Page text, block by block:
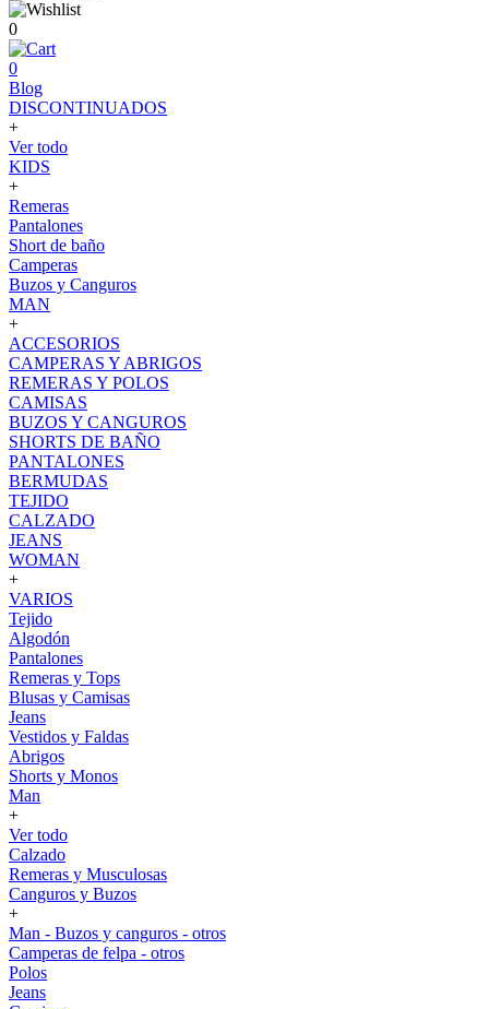
0
0
Blog
DISCONTINUADOS
+
Ver todo
KIDS
+
Remeras
Pantalones
Short de baño
Camperas
Buzos y Canguros
MAN
+
ACCESORIOS
CAMPERAS Y ABRIGOS
REMERAS Y POLOS
CAMISAS
BUZOS Y CANGUROS
SHORTS DE BAÑO
PANTALONES
BERMUDAS
TEJIDO
CALZADO
JEANS
WOMAN
+
VARIOS
Tejido
Algodón
Pantalones
Remeras y Tops
Blusas y Camisas
Jeans
Vestidos y Faldas
Abrigos
Shorts y Monos
Man
+
Ver todo
Calzado
Remeras y Musculosas
Canguros y Buzos
+
Man - Buzos y canguros - otros
Camperas de felpa - otros
Polos
Jeans